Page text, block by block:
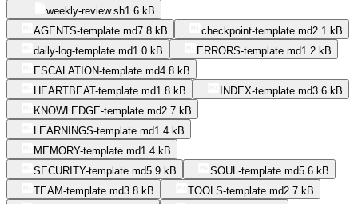
weekly-review.sh1.6 kB
AGENTS-template.md7.8 kB checkpoint-template.md2.1 kB
daily-log-template.md1.0 kB ERRORS-template.md1.2 kB
ESCALATION-template.md4.8 kB
HEARTBEAT-template.md1.8 kB INDEX-template.md3.6 kB
KNOWLEDGE-template.md2.7 kB
LEARNINGS-template.md1.4 kB
MEMORY-template.md1.4 kB
SECURITY-template.md5.9 kB SOUL-template.md5.6 kB
TEAM-template.md3.8 kB TOOLS-template.md2.7 kB